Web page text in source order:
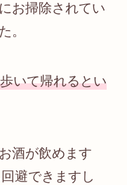
お掃除されてい
。
いて帰れるとい
酒が飲めます
避できますし